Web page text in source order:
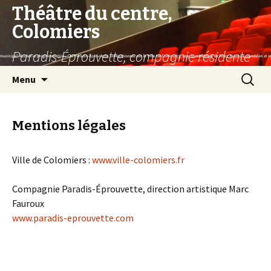
Théâtre du centre,
Colomiers
Paradis-Éprouvette, compagnie résidente
Menu
principal
Mentions légales
Ville de Colomiers : www.ville-colomiers.fr
Compagnie Paradis-Éprouvette, direction artistique Marc
Fauroux
www.paradis-eprouvette.com